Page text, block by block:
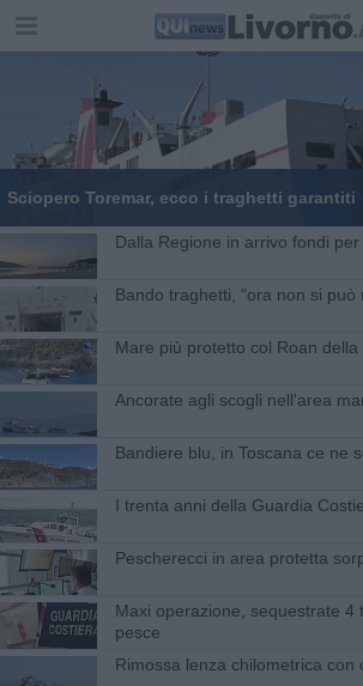
Sciopero Toremar, ecco i traghetti garantiti
Dalla Regione in arrivo fondi per
Bando traghetti, "ora non si può
Mare più protetto col Roan della
Ancorate agli scogli nell'area
Bandiere blu, in Toscana ce ne
I trenta anni della Guardia
Pescherecci in area protetta
Maxi operazione, sequestrate 4
pesce
Rimossa lenza chilometrica con